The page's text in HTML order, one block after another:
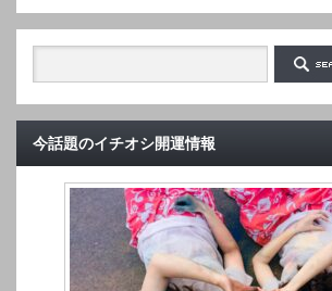
今話題のイチオシ開運情報